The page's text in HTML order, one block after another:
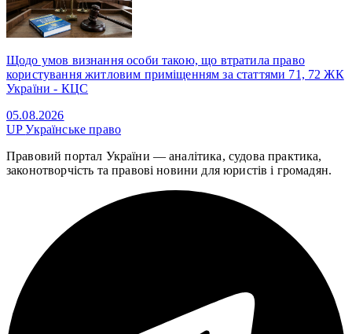
Щодо умов визнання особи такою, що втратила право
користування житловим приміщенням за статтями 71, 72 ЖК
України - КЦС
05.08.2026
UPУкраїнське право
Правовий портал України — аналітика, судова практика,
законотворчість та правові новини для юристів і громадян.